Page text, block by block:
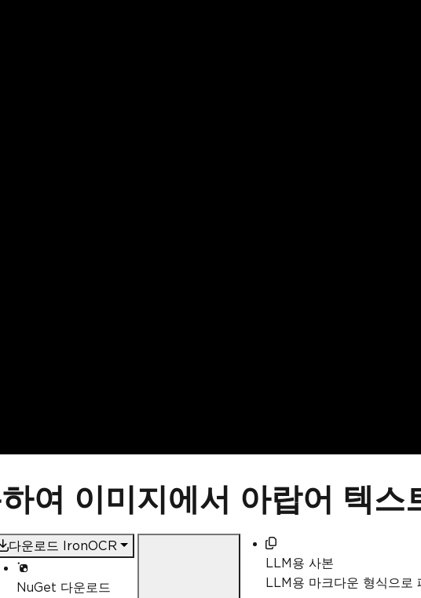
여 이미지에서 아랍어 텍스
다운로드 IronOCR
NuGet 다운로드
LLM용 사본
LLM용 마크다운 형식으로